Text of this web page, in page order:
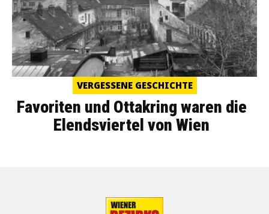
VERGESSENE GESCHICHTE
Favoriten und Ottakring waren die
Elendsviertel von Wien